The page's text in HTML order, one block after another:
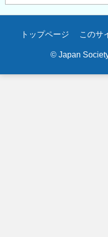
Secondary
トップページ このサ
© Japan